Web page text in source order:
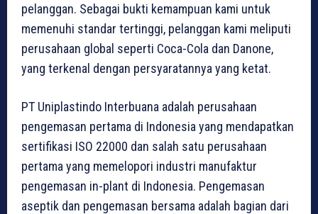
pelanggan. Sebagai bukti kemampuan kami untuk
memenuhi standar tertinggi, pelanggan kami meliputi
perusahaan global seperti Coca-Cola dan Danone,
yang terkenal dengan persyaratannya yang ketat.
PT Uniplastindo Interbuana adalah perusahaan
pengemasan pertama di Indonesia yang mendapatkan
sertifikasi ISO 22000 dan salah satu perusahaan
pertama yang memelopori industri manufaktur
pengemasan in-plant di Indonesia. Pengemasan
aseptik dan pengemasan bersama adalah bagian dari